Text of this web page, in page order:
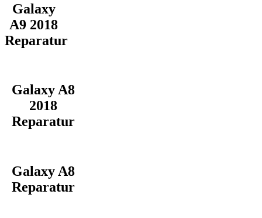
Galaxy
A9 2018
Reparatur
Galaxy A8
2018
Reparatur
Galaxy A8
Reparatur